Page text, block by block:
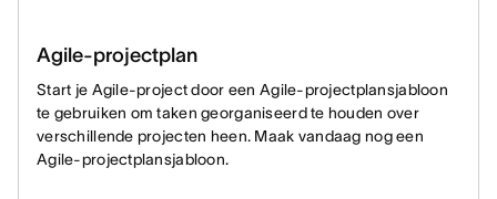
Agile-projectplan
Start je Agile-project door een Agile-projectplansjabloon
te gebruiken om taken georganiseerd te houden over
verschillende projecten heen. Maak vandaag nog een
Agile-projectplansjabloon.